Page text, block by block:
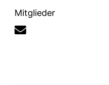
Mitglieder